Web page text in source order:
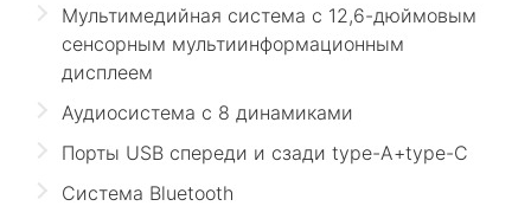
Мультимедийная система с 12,6-дюймовым
сенсорным мультиинформационным
дисплеем
Аудиосистема с 8 динамиками
Порты USB спереди и сзади type-A+type-C
Система Bluetooth